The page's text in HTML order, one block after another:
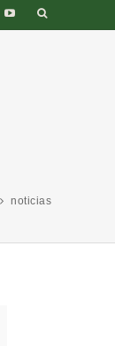
noticias